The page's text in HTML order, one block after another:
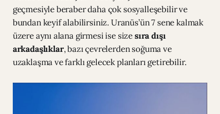
geçmesiyle beraber daha çok sosyalleşebilir ve
bundan keyif alabilirsiniz. Uranüs’ün 7 sene kalmak
üzere aynı alana girmesi ise sizesıra dışı
arkadaşlıklar, bazı çevrelerden soğuma ve
uzaklaşma ve farklı gelecek planları getirebilir.